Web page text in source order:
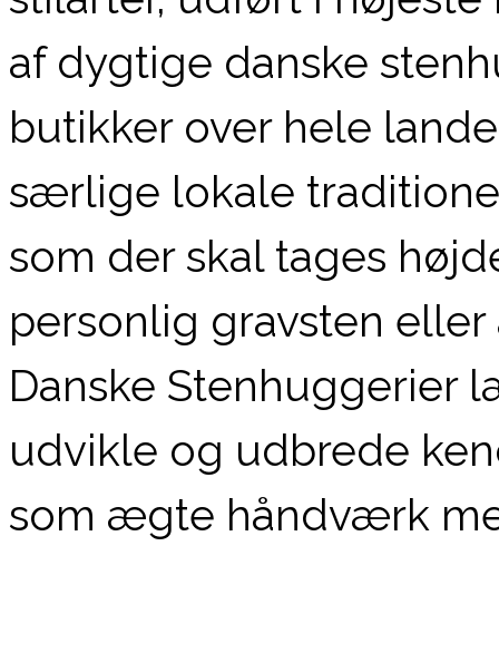
af dygtige danske
butikker over hele
særlige lokale
som der skal tages
personlig gravsten
Danske Stenhuggerier
udvikle og udbrede
som ægte håndværk